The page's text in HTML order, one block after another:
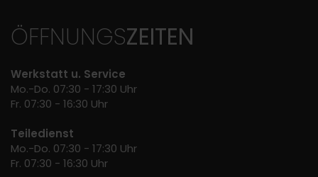
ÖFFNUNGSZEITEN
Werkstatt u. Service
Mo.-Do. 07:30 - 17:30 Uhr
Fr. 07:30 - 16:30 Uhr
Teiledienst
Mo.-Do. 07:30 - 17:30 Uhr
Fr. 07:30 - 16:30 Uhr